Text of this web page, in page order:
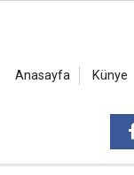
Anasayfa Künye